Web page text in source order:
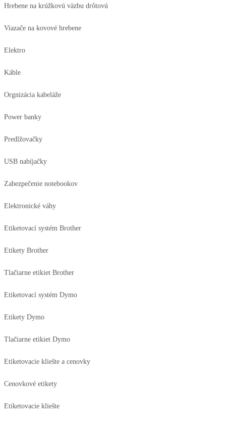
Hrebene na krúžkovú väzbu drôtovú
Viazače na kovové hrebene
Elektro
Káble
Orgnizácia kabeláže
Power banky
Predlžovačky
USB nabíjačky
Zabezpečenie notebookov
Elektronické váhy
Etiketovací systém Brother
Etikety Brother
Tlačiarne etikiet Brother
Etiketovací systém Dymo
Etikety Dymo
Tlačiarne etikiet Dymo
Etiketovacie kliešte a cenovky
Cenovkové etikety
Etiketovacie kliešte